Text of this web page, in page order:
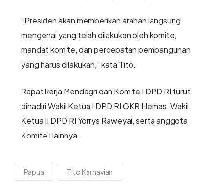
“Presiden akan memberikan arahan langsung
mengenai yang telah dilakukan oleh komite,
mandat komite, dan percepatan pembangunan
yang harus dilakukan,” kata Tito.
Rapat kerja Mendagri dan Komite I DPD RI turut
dihadiri Wakil Ketua I DPD RI GKR Hemas, Wakil
Ketua II DPD RI Yorrys Raweyai, serta anggota
Komite I lainnya.
Papua Tito Karnavian